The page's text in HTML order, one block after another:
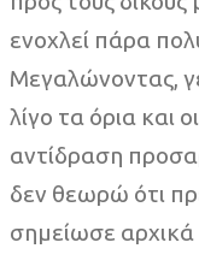
ενοχλεί πάρα
Μεγαλώνοντας,
λίγο τα όρια και
αντίδραση
δεν θεωρώ ότι
σημείωσε αρχικά